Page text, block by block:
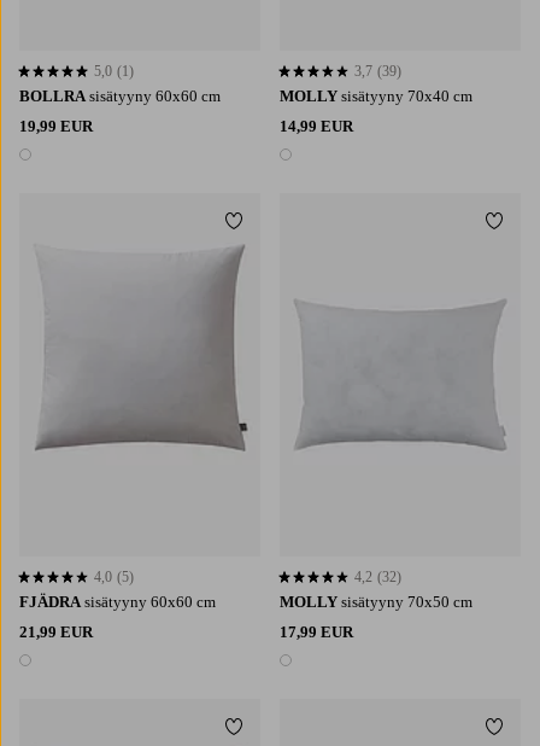
BOLLRA sisätyyny 60x60 cm
19,99 EUR
1 väri
5,0 perustuen 1 arvosanaan
5,0 (1)
MOLLY sisätyyny 70x40 cm
14,99 EUR
1 väri
3,7 perustuen 39 arvosanaan
3,7 (39)
FJÄDRA sisätyyny 60x60 cm
21,99 EUR
1 väri
4,0 perustuen 5 arvosanaan
4,0 (5)
Lisää suosikkeihin
MOLLY sisätyyny 70x50 cm
17,99 EUR
1 väri
4,2 perustuen 32 arvosanaan
4,2 (32)
Lisää
Lisää suosikkeihin Lisää